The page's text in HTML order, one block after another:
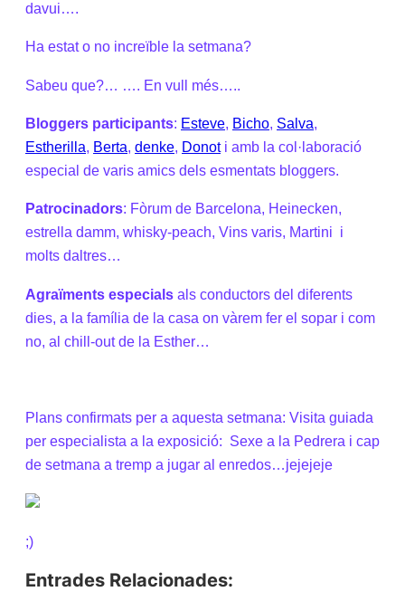
davui….
Ha estat o no increïble la setmana?
Sabeu que?… …. En vull més…..
Bloggers participants: Esteve, Bicho, Salva,
Estherilla, Berta, denke, Donoti amb la col·laboració
especial de varis amics dels esmentats bloggers.
Patrocinadors: Fòrum de Barcelona, Heinecken,
estrella damm, whisky-peach, Vins varis, Martini i
molts daltres…
Agraïments especials als conductors del diferents
dies, a la família de la casa on vàrem fer el sopar i com
no, al chill-out de la Esther…
Plans confirmats per a aquesta setmana: Visita guiada
per especialista a la exposició: Sexe a la Pedrera i cap
de setmana a tremp a jugar al enredos…jejejeje
;)
Entrades Relacionades: